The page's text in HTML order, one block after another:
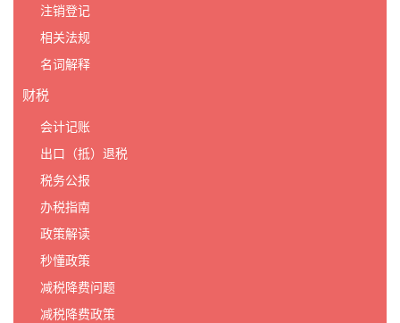
注销登记
相关法规
名词解释
财税
会计记账
出口（抵）退税
税务公报
办税指南
政策解读
秒懂政策
减税降费问题
减税降费政策